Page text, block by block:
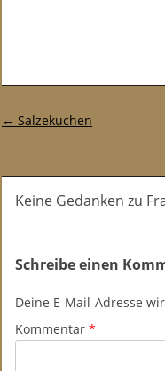
Post-Navigation
← Salzekuchen
Keine Gedanken zu
Schreibe einen
Deine E-Mail-Adresse
Kommentar *